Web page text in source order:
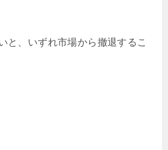
と、いずれ市場から撤退するこ